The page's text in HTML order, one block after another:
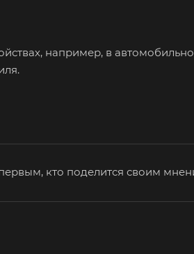
например, в
кто поделится своим